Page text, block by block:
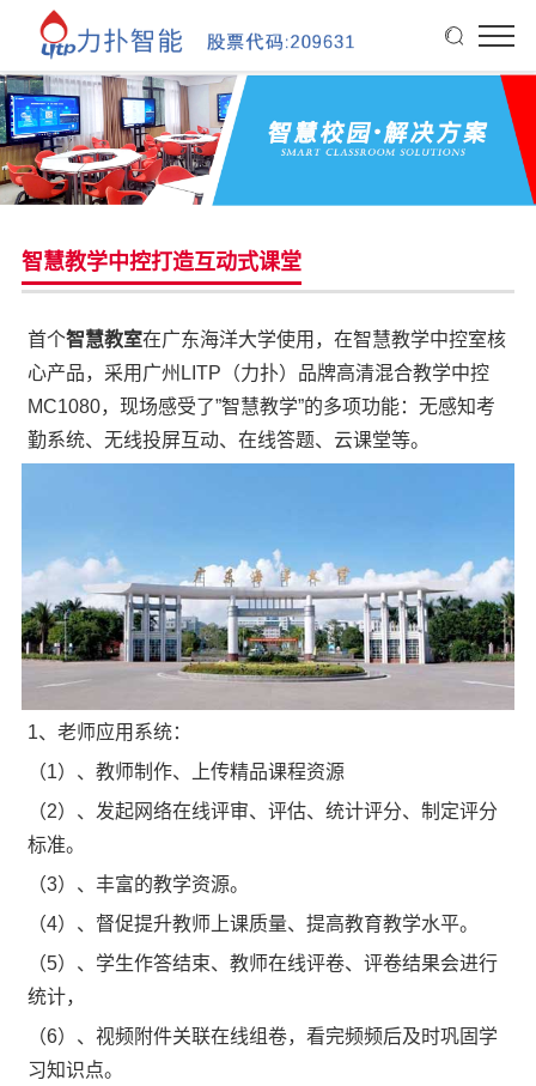
智慧教学中控打造互动式课堂
首个智慧教室在广东海洋大学使用，在智慧教学中控室核
心产品，采用广州LITP（力扑）品牌高清混合教学中控
MC1080，现场感受了”智慧教学”的多项功能：无感知考
勤系统、无线投屏互动、在线答题、云课堂等。
1、老师应用系统：
（1）、教师制作、上传精品课程资源
（2）、发起网络在线评审、评估、统计评分、制定评分
标准。
（3）、丰富的教学资源。
（4）、督促提升教师上课质量、提高教育教学水平。
（5）、学生作答结束、教师在线评卷、评卷结果会进行
统计，
（6）、视频附件关联在线组卷，看完频频后及时巩固学
习知识点。